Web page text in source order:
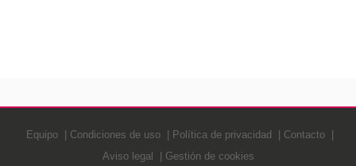
Equipo Condiciones de uso Política de privacidad
Contacto
Aviso legal
Gestión de cookies